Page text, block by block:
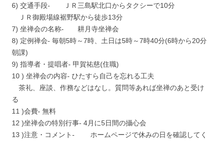
6) 交通手段- ＪＲ三島駅北口からタクシーで10分
ＪＲ御殿場線裾野駅から徒歩13分
7) 坐禅会の名称- 耕月寺坐禅会
8) 定例禅会- 毎朝5時～7時、土日は5時～7時40分(6時から20分
朝課)
9) 指導者・提唱者- 甲賀祐慈(住職)
10 ) 坐禅会の内容- ひたすら自己を忘れる工夫
茶礼、座談、作務などはなし。質問等あれば坐禅のあと受け
る
11 )会費- 無料
12 )坐禅会の特別行事- 4月に5日間の攝心会
13 )注意・コメント- ホームページで休みの日を確認してく